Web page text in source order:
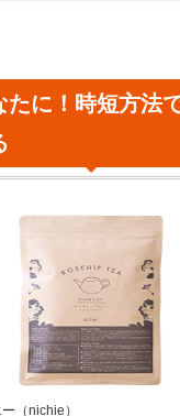
たに！時短方法
（nichie）